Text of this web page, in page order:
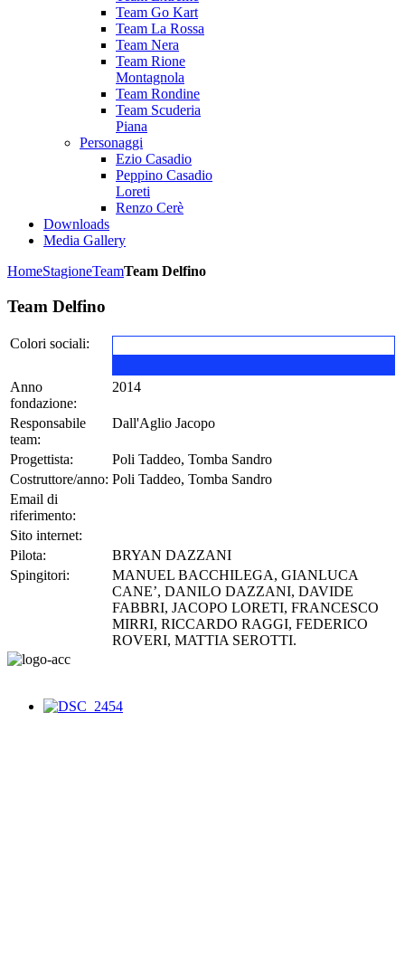
Team Go Kart
Team La Rossa
Team Nera
Team Rione
Montagnola
Team Rondine
Team Scuderia
Piana
Personaggi
Ezio Casadio
Peppino Casadio
Loreti
Renzo Cerè
Downloads
Media Gallery
HomeStagioneTeamTeam Delfino
Team Delfino
Colori sociali:
Anno
fondazione:
2014
Responsabile
team:
Dall'Aglio Jacopo
Progettista:
Poli Taddeo, Tomba Sandro
Costruttore/anno: Poli Taddeo, Tomba Sandro
Email di
riferimento:
Sito internet:
Pilota:
BRYAN DAZZANI
Spingitori:
MANUEL BACCHILEGA, GIANLUCA
CANE’, DANILO DAZZANI, DAVIDE
FABBRI, JACOPO LORETI, FRANCESCO
MIRRI, RICCARDO RAGGI, FEDERICO
ROVERI, MATTIA SEROTTI.